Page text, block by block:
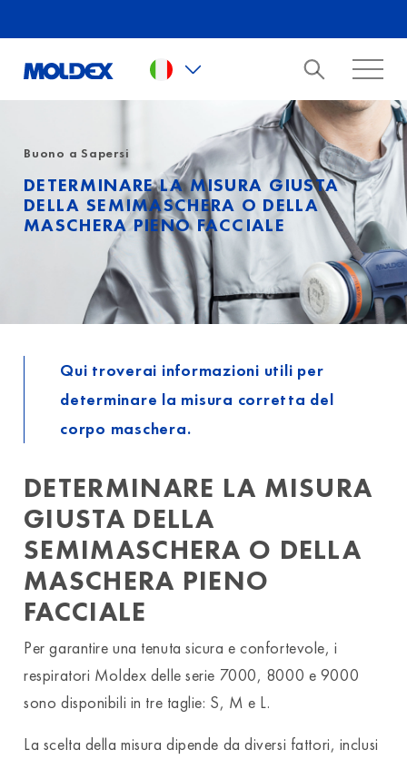
Buono a Sapersi
DETERMINARE LA MISURA GIUSTA
DELLA SEMIMASCHERA O DELLA
MASCHERA PIENO FACCIALE
Qui troverai informazioni utili per
determinare la misura corretta del
corpo maschera.
DETERMINARE LA MISURA
GIUSTA DELLA
SEMIMASCHERA O DELLA
MASCHERA PIENO
FACCIALE
Per garantire una tenuta sicura e confortevole, i
respiratori Moldex delle serie 7000, 8000 e 9000
sono disponibili in tre taglie: S, M e L.
La scelta della misura dipende da diversi fattori, inclusi